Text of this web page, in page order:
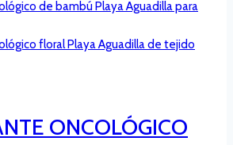
ONCOLÓGICO